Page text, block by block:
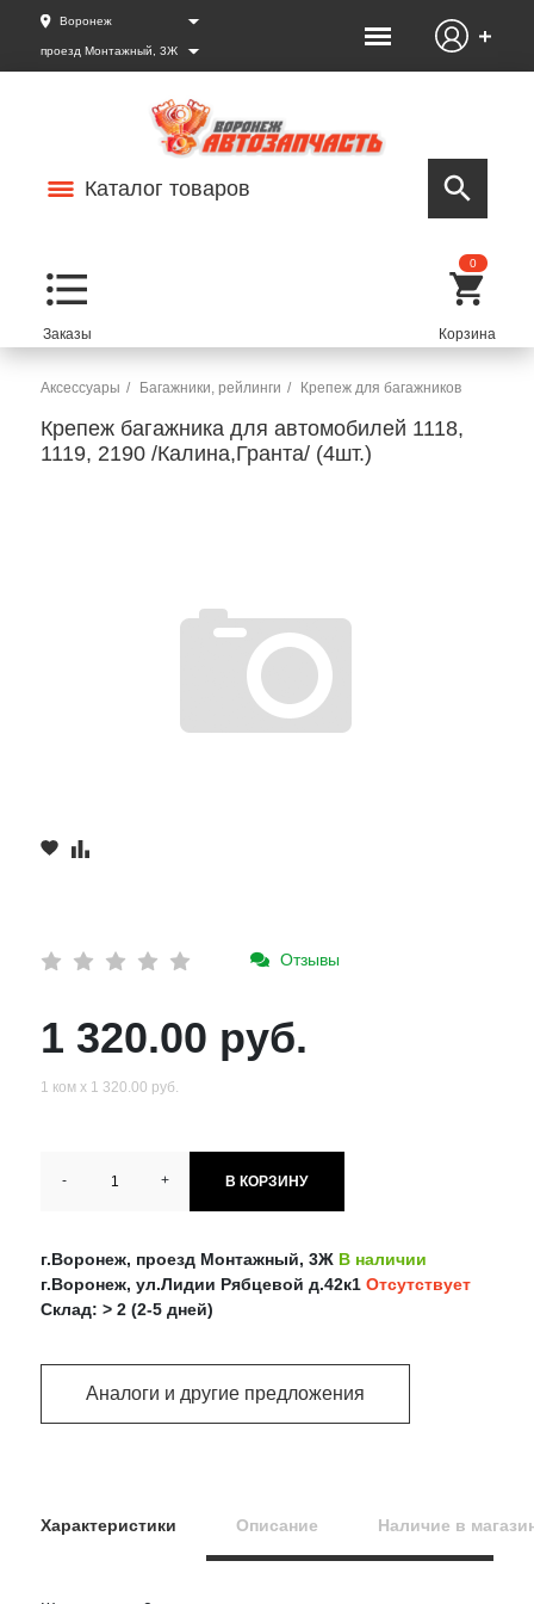
Воронеж
проезд Монтажный, 3Ж
Каталог товаров
0
Аксессуары Багажники, рейлинги Крепеж для багажников
Крепеж багажника для автомобилей 1118,
1119, 2190 /Калина,Гранта/ (4шт.)
Отзывы
1 320.00 руб.
1 ком х 1 320.00 руб.
- + В КОРЗИНУ
г.Воронеж, проезд Монтажный, 3Ж В наличии
г.Воронеж, ул.Лидии Рябцевой д.42к1 Отсутствует
Склад: > 2 (2-5 дней)
Аналоги и другие предложения
Характеристики Описание Наличие в